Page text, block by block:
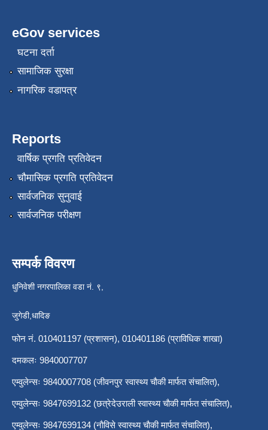
eGov services
घटना दर्ता
सामाजिक सुरक्षा
नागरिक वडापत्र
Reports
वार्षिक प्रगति प्रतिवेदन
चौमासिक प्रगति प्रतिवेदन
सार्वजनिक सुनुवाई
सार्वजनिक परीक्षण
सम्पर्क विवरण
धुनिवेशी नगरपालिका वडा नं. ९,
जुगेडी,धादिङ
फोन नं. 010401197 (प्रशासन), 010401186 (प्राविधिक शाखा)
दमकलः 9840007707
एम्वुलेन्सः 9840007708 (जीवनपुर स्वास्थ्य चाैकी मार्फत संचालित),
एम्वुलेन्सः 9847699132 (छत्रेदेउराली स्वास्थ्य चाैकी मार्फत संचालित),
एम्वुलेन्सः 9847699134 (नाैविसे स्वास्थ्य चाैकी मार्फत संचालित),